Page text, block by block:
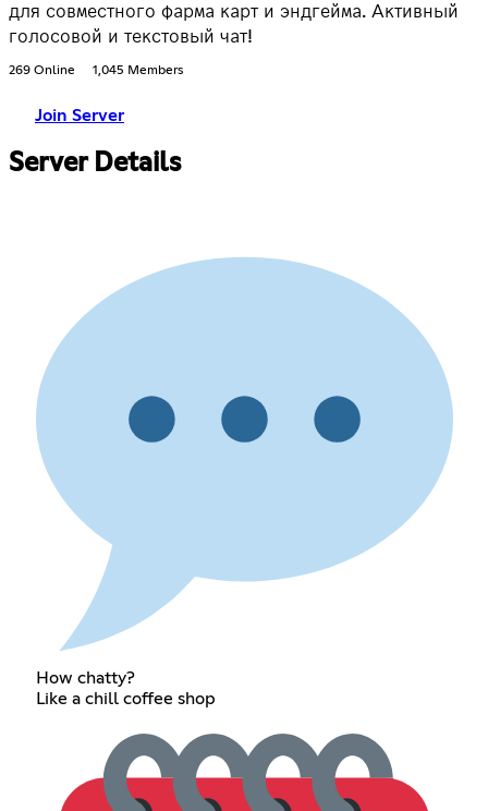
для совместного фарма карт и эндгейма. Активный
голосовой и текстовый чат!
269 Online 1,045 Members
Join Server
Server Details
How chatty?
Like a chill coffee shop